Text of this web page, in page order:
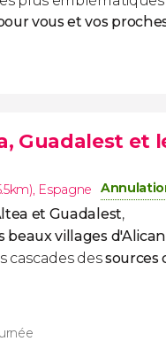
vous et vos
Guadalest et
, Espagne
et Guadalest,
beaux villages
cascades dessources